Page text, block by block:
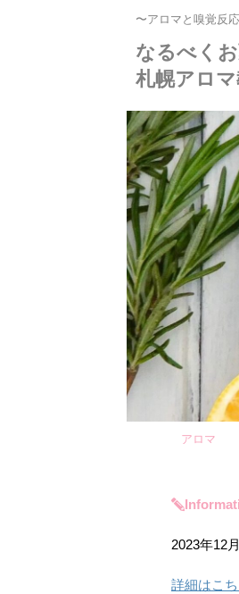
〜アロマと嗅覚反
なるべく
札幌アロ
アロマ
2023年12
詳細はこ